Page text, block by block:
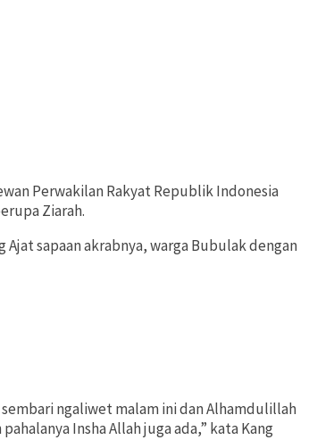
Perwakilan Rakyat Republik Indonesia
Ziarah.
sapaan akrabnya, warga Bubulak dengan
ngaliwet malam ini dan Alhamdulillah
Insha Allah juga ada,” kata Kang